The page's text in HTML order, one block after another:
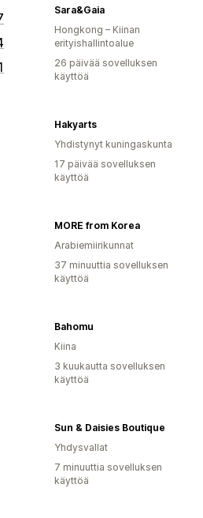
Sara&Gaia
Hongkong – Kiinan
erityishallintoalue
26 päivää sovelluksen
käyttöä
Hakyarts
Yhdistynyt kuningaskunta
17 päivää sovelluksen
käyttöä
MORE from Korea
Arabiemiirikunnat
37 minuuttia sovelluksen
käyttöä
Bahomu
Kiina
3 kuukautta sovelluksen
käyttöä
Sun & Daisies Boutique
Yhdysvallat
7 minuuttia sovelluksen
käyttöä